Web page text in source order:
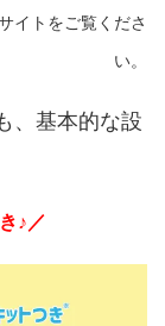
イトをご覧くださ
い。
、基本的な設
♪／